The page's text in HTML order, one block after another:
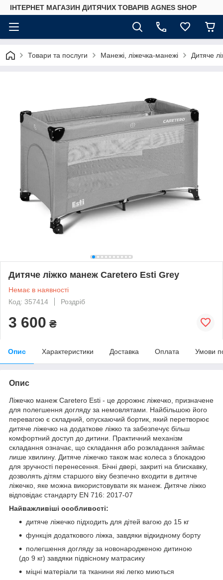
ІНТЕРНЕТ МАГАЗИН ДИТЯЧИХ ТОВАРІВ AGNES SHOP
Товари та послуги Манежі, ліжечка-манежі Дитяче
Дитяче ліжко манеж Caretero Esti Grey
Немає в наявності
Код: 357414
Роздріб
3 600 ₴
Опис Характеристики Доставка Оплата Умови
Опис
Ліжечко манеж Caretero Esti - це дорожнє ліжечко, призначене
для полегшення догляду за немовлятами. Найбільшою його
перевагою є складний, опускаючий бортик, який перетворює
дитяче ліжечко на додаткове ліжко та забезпечує більш
комфортний доступ до дитини. Практичний механізм
складання означає, що складання або розкладання займає
лише хвилину. Дитяче ліжечко також має колеса з блокадою
для зручності перенесення. Бічні двері, закриті на блискавку,
дозволять дітям старшого віку безпечно входити в дитяче
ліжечко, яке можна використовувати як манеж. Дитяче ліжко
відповідає стандарту EN 716: 2017-07
Найважливіші особливості:
дитяче ліжечко підходить для дітей вагою до 15 кг
функція додаткового ліжка, завдяки відкидному борту
полегшення догляду за новонародженою дитиною
(до 9 кг) завдяки підвісному матрасику
міцні матеріали та тканини які легко миються